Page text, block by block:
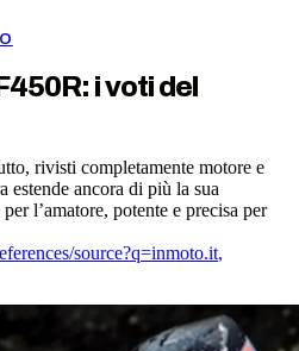
i voti del
rivisti completamente motore e
estende ancora di più la sua
l’amatore, potente e precisa per
source?q=inmoto.it,